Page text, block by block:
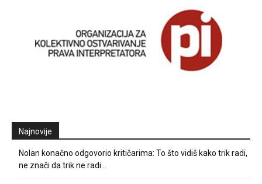
Najnovije
Nolan konačno odgovorio kritičarima: To što vidiš kako trik radi,
ne znači da trik ne radi…